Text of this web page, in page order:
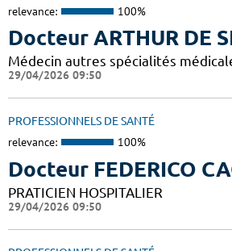
relevance: 100%
Docteur ARTHUR DE
Médecin autres spécialités
29/04/2026 09:50
PROFESSIONNELS DE SANTÉ
relevance: 100%
Docteur FEDERICO
PRATICIEN HOSPITALIER
29/04/2026 09:50